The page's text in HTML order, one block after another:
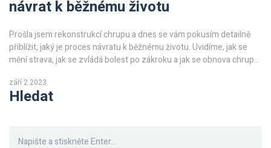
návrat k běžnému životu
Prošla jsem rekonstrukcí chrupu a dnes se vám pokusím detailně
přiblížit, jaký je proces návratu k běžnému životu. Uvidíme, jak se
mění strava, jak se zvládá bolest po zákroku a jak se obnova chrupu
sloužit jako užitečný průvodce po tomto záludném období.
Pamatujte, každý proces zotavení je jedinečný, takže vaše
září 2 2023
Hledat